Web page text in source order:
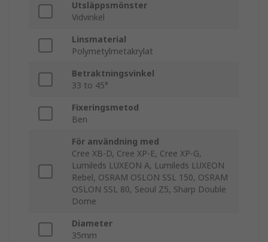
Utsläppsmönster
Vidvinkel
Linsmaterial
Polymetylmetakrylat
Betraktningsvinkel
33 to 45°
Fixeringsmetod
Ben
För användning med
Cree XB-D, Cree XP-E, Cree XP-G,
Lumileds LUXEON A, Lumileds LUXEON
Rebel, OSRAM OSLON SSL 150, OSRAM
OSLON SSL 80, Seoul Z5, Sharp Double
Dome
Diameter
35mm